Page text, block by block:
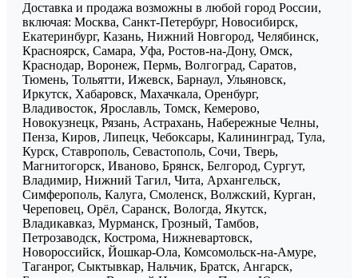
Доставка и продажа возможны в любой город России,
включая: Москва, Санкт-Петербург, Новосибирск,
Екатеринбург, Казань, Нижний Новгород, Челябинск,
Красноярск, Самара, Уфа, Ростов-на-Дону, Омск,
Краснодар, Воронеж, Пермь, Волгоград, Саратов,
Тюмень, Тольятти, Ижевск, Барнаул, Ульяновск,
Иркутск, Хабаровск, Махачкала, Оренбург,
Владивосток, Ярославль, Томск, Кемерово,
Новокузнецк, Рязань, Астрахань, Набережные Челны,
Пенза, Киров, Липецк, Чебоксары, Калининград, Тула,
Курск, Ставрополь, Севастополь, Сочи, Тверь,
Магнитогорск, Иваново, Брянск, Белгород, Сургут,
Владимир, Нижний Тагил, Чита, Архангельск,
Симферополь, Калуга, Смоленск, Волжский, Курган,
Череповец, Орёл, Саранск, Вологда, Якутск,
Владикавказ, Мурманск, Грозный, Тамбов,
Петрозаводск, Кострома, Нижневартовск,
Новороссийск, Йошкар-Ола, Комсомольск-на-Амуре,
Таганрог, Сыктывкар, Нальчик, Братск, Ангарск,